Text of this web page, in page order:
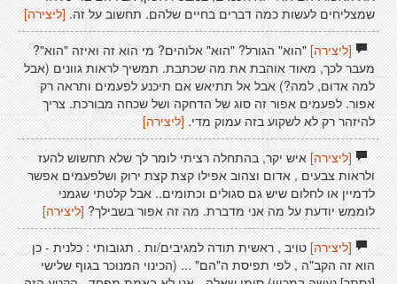
שמצליחים לעשות כמה דברים בחיים שלהם. תחשוב על זה.[ליצירה]
[ליצירה]"הוא" הגורל? "הוא" אלוהים? מי הוא זה ואיזה "הוא"?
מעבר לכך, מאוד אוהבת את מה שכתבת. תמשיך לראות גוונים (אבל
למה אדום, למה?) אבל אל תתיאש אם תיכנע לפעמים ותראה רק
אפור. לפעמים אפור זה סוג של הדחקה ושל שכחה מבורכת. צריך
להיזהר רק לא לשקוע בזה עמוק מדי. [ליצירה]
[ליצירה]איש יקר, בהתחלה רציתי לומר לך שלא תחשוש להעז
ולראות צבעים , אדום וצהוב אפילו קצת קצת ירוק ושלפעמים אפשר
לדמיין או לחלום שיש גם סגולים וכתומים.. אבל קלטתי שגמני
לוממש יודעת על מה אני מדברת. מה זה אפור בשבילך? [ליצירה]
[ליצירה]טויב , ראשית תודה למגיבים/ות . תגובותי : כלנית - כן
הוא זה הקב"ה , לפי תפיסת ה"הם" ... (הכינוי המנוכר בגוף שלישי